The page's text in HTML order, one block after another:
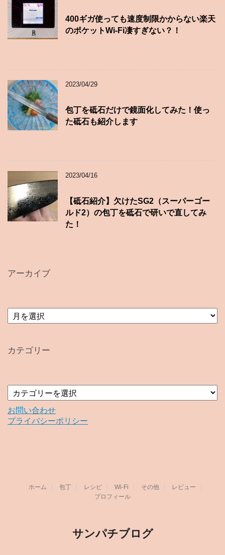
400ギガ使っても速度制限かからない楽天
のポケットWi-Fi凄すぎない？！
2023/04/29
包丁を砥石だけで鏡面化してみた！使っ
た砥石も紹介します
2023/04/16
【砥石紹介】欠けたSG2（スーパーゴー
ルド2）の包丁を砥石で研いで直してみ
た！
アーカイブ
ア
ー
ブ
カテゴリー
テ
ゴ
リ
お問い合わせ
プライバシーポリシー
ホーム 包丁 レシピ Wi-Fi その他
レビュー
プロフィール
サンパチブログ